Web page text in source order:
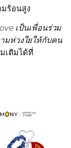
มร้อนสูง
เป็นเพื่อนร่วม
มห่วงใยให้กับคน
เติมได้ที่